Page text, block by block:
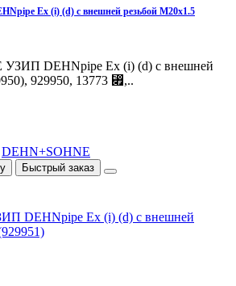
Ex (i) (d) с внешней резьбой M20x1.5
УЗИП DEHNpipe Ex (i) (d) с внешней
929950, 13773 ⃏,..
DEHN+SOHNE
Быстрый заказ